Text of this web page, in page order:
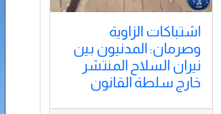
اشتباكات الزاوية
وصرمان: المدنيون بين
نيران السلاح المنتشر
خارج سلطة القانون